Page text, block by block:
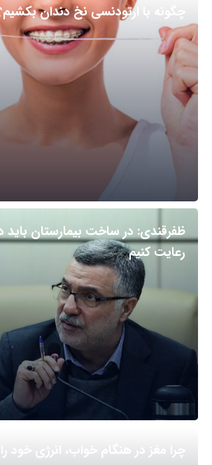
چگونه با ارتودنسی نخ دندان
ظفرقندی: در ساخت بیمارستان باید
رعایت کنیم
چرا مغز در هنگام خواب، انرژی خود